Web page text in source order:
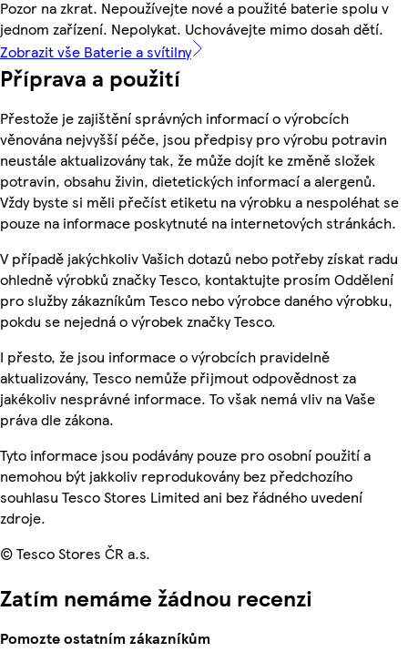
Pozor na zkrat. Nepoužívejte nové a použité baterie spolu v
jednom zařízení. Nepolykat. Uchovávejte mimo dosah dětí.
Zobrazit vše Baterie a svítilny
Příprava a použití
Přestože je zajištění správných informací o výrobcích
věnována nejvyšší péče, jsou předpisy pro výrobu potravin
neustále aktualizovány tak, že může dojít ke změně složek
potravin, obsahu živin, dietetických informací a alergenů.
Vždy byste si měli přečíst etiketu na výrobku a nespoléhat se
pouze na informace poskytnuté na internetových stránkách.
V případě jakýchkoliv Vašich dotazů nebo potřeby získat radu
ohledně výrobků značky Tesco, kontaktujte prosím Oddělení
pro služby zákazníkům Tesco nebo výrobce daného výrobku,
pokdu se nejedná o výrobek značky Tesco.
I přesto, že jsou informace o výrobcích pravidelně
aktualizovány, Tesco nemůže přijmout odpovědnost za
jakékoliv nesprávné informace. To však nemá vliv na Vaše
práva dle zákona.
Tyto informace jsou podávány pouze pro osobní použití a
nemohou být jakkoliv reprodukovány bez předchozího
souhlasu Tesco Stores Limited ani bez řádného uvedení
zdroje.
© Tesco Stores ČR a.s.
Zatím nemáme žádnou recenzi
Pomozte ostatním zákazníkům